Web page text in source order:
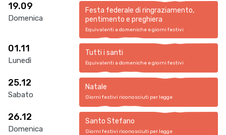
19.09
Domenica
Festa federale di ringraziamento,
pentimento e preghiera
Equivalenti a domeniche e giorni festivi
01.11
Lunedì
Tutti i santi
Equivalenti a domeniche e giorni festivi
25.12
Sabato
Natale
Giorni festivi riconosciuti per legge
26.12
Domenica
Santo Stefano
Giorni festivi riconosciuti per legge